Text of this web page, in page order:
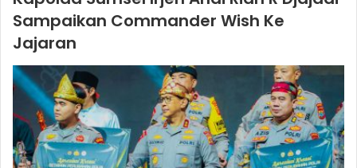
Sampaikan Commander Wish Ke
Jajaran